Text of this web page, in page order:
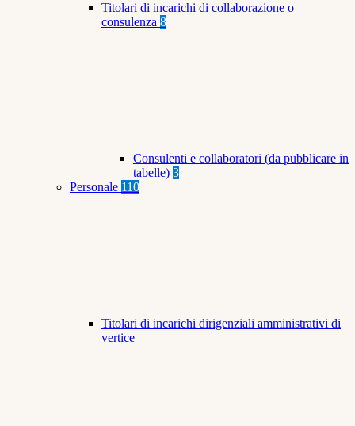
Titolari di incarichi di collaborazione o
consulenza 8
Consulenti e collaboratori (da pubblicare in
tabelle) 3
Personale 110
Titolari di incarichi dirigenziali amministrativi di
vertice